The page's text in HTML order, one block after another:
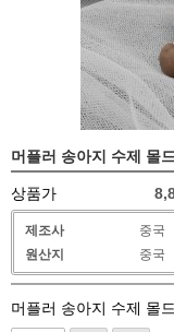
머플러 송아지 수제 몰
상품가
제조사
중국
원산지
중국
머플러 송아지 수제 몰